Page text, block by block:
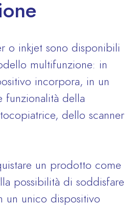
o inkjet sono disponibili
multifunzione: in
incorpora, in un
funzionalità della
dello scanner
un prodotto come
possibilità di soddisfare
un unico dispositivo